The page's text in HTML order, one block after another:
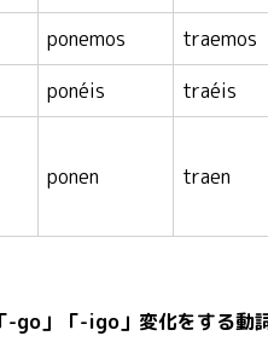
ponemos
traemos
ponéis
traéis
ponen traen
-go」「-igo」変化をする動